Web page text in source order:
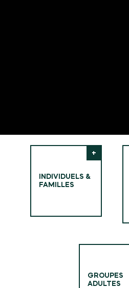
INDIVIDUELS &
FAMILLES
GROUPES
ADULTES